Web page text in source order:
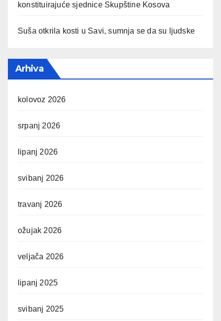
konstituirajuće sjednice Skupštine Kosova
Suša otkrila kosti u Savi, sumnja se da su ljudske
Arhiva
kolovoz 2026
srpanj 2026
lipanj 2026
svibanj 2026
travanj 2026
ožujak 2026
veljača 2026
lipanj 2025
svibanj 2025